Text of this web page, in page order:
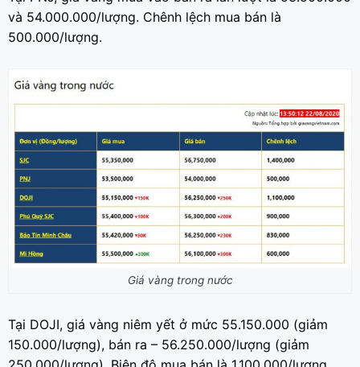
và 54.000.000/lượng. Chênh lệch mua bán là
500.000/lượng.
Giá vàng trong nước
Tại DOJI, giá vàng niêm yết ở mức 55.150.000 (giảm
150.000/lượng), bán ra – 56.250.000/lượng (giảm